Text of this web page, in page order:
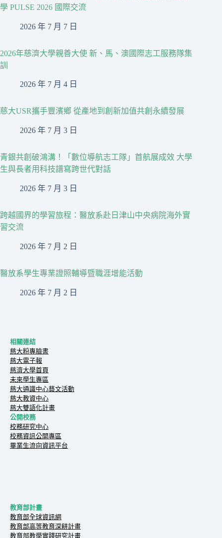
學 PULSE 2026 國際交流
2026 年 7 月 7 日
2026年慈濟大學親善大使 新、馬、澳國際志工服務隊集
訓
2026 年 7 月 4 日
慈大USR攜手豐濱鄉 從產地到創新加值共創永續發展
2026 年 7 月 3 日
青銀共創破鴻溝！「數位導航志工隊」首航展成效 大學
生與長者用科技譜寫跨世代對話
2026 年 7 月 3 日
跨越國界的學習旅程：醫放系赴日津山中央病院海外實
習交流
2026 年 7 月 2 日
醫放系學生專業證照輔導暨職涯增能活動
2026 年 7 月 2 日
相關連結
慈大粉專臉書
慈大電子報
慈濟大學首頁
未來學生專區
慈大通識中心藝文活動
慈大教資中心
慈大雙語化計畫
公開校務
校務研究中心
校務資訊公開專區
畢業生流向資訊平台
教育部計畫
教育部全球資訊網
教育部高等教育深耕計畫
教育部教學實踐研究計畫